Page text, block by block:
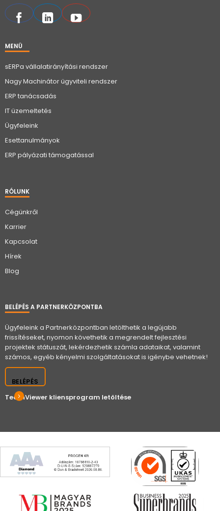
MENÜ
sERPa vállalatirányítási rendszer
Nagy Machinátor ügyviteli rendszer
ERP tanácsadás
IT üzemeltetés
Ügyfeleink
Esettanulmányok
ERP pályázati támogatással
RÓLUNK
Cégünkről
Karrier
Kapcsolat
Hírek
Blog
BELÉPÉS A PARTNERKÖZPONTBA
Ügyfeleink a Partnerközpontban letölthetik a legújabb
frissítéseket, nyomon követhetik a megrendelt fejlesztési
projektek státuszát, lekérdezhetik számla adataikat, valamint
számos, egyéb kényelmi szolgáltatásokat is igénybe vehetnek!
BELÉPÉS
TeamViewer kliensprogram letöltése